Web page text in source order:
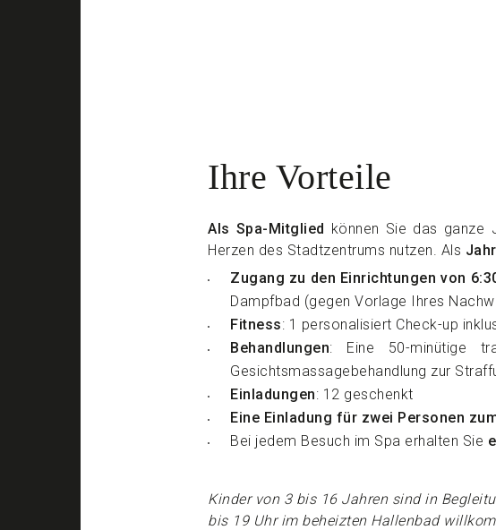
Ihre Vorteile
Als Spa-Mitglied können Sie das ganze
Herzen des Stadtzentrums nutzen. Als
Zugang zu den Einrichtungen von
Dampfbad (gegen Vorlage Ihres
Fitness: 1 personalisiert Check-up
Behandlungen: Eine 50-minütige
Gesichtsmassagebehandlung zur
Einladungen: 12 geschenkt
Eine Einladung für zwei Personen
Bei jedem Besuch im Spa erhalten Sie
Kinder von 3 bis 16 Jahren sind in
bis 19 Uhr im beheizten Hallenbad